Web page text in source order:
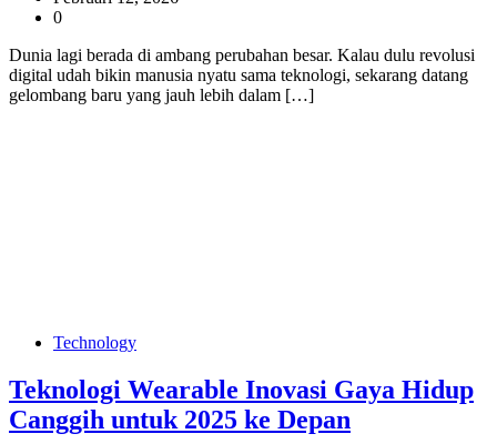
0
Dunia lagi berada di ambang perubahan besar. Kalau dulu revolusi
digital udah bikin manusia nyatu sama teknologi, sekarang datang
gelombang baru yang jauh lebih dalam […]
Technology
Teknologi Wearable Inovasi Gaya Hidup
Canggih untuk 2025 ke Depan